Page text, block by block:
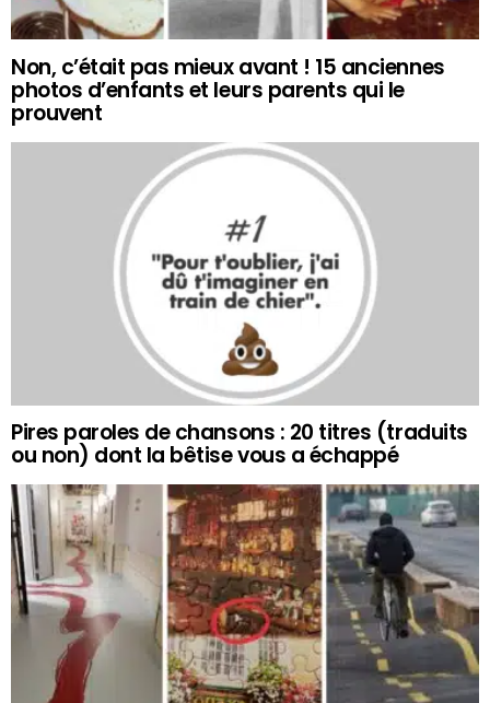
Non, c’était pas mieux avant ! 15 anciennes
photos d’enfants et leurs parents qui le
prouvent
Pires paroles de chansons : 20 titres (traduits
ou non) dont la bêtise vous a échappé